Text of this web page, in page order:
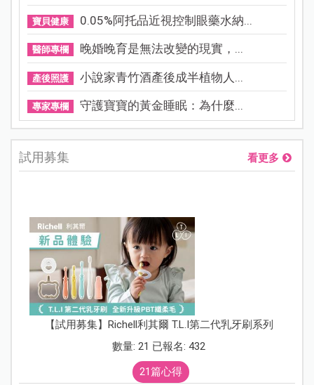
寶貝健康 0.05%阿托品近視控制眼藥水納...
醫師專欄 晚婚晚育是無法改變的現實，...
產後照護 小說家青竹酒產後成半植物人...
專家專欄 守護寶寶的黃金睡眠：為什麼...
試用募集 看更多
【試用募集】Richell利其爾 T.L.I第二代乳牙刷系列
數量: 21 已報名: 432
21篇心得